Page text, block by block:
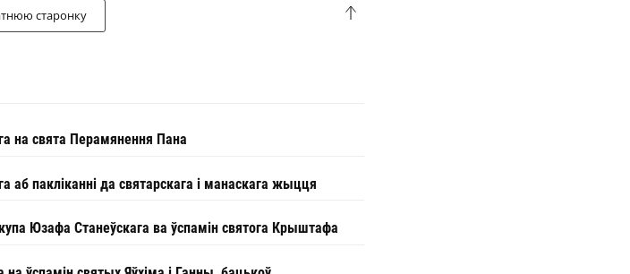
старонку
на свята Перамянення Пана
аб пакліканні да святарскага і манаскага жыцця
Юзафа Станеўскага ва ўспамін святога Крыштафа